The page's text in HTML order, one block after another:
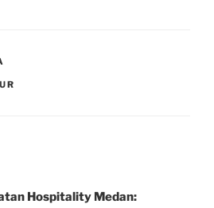
Hospitality Medan: